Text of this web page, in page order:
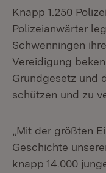
Knapp 1.250
Polizeianwärter
Schwenningen
Vereidigung
Grundgesetz und
schützen und zu
„Mit der größten
Geschichte
knapp 14.000